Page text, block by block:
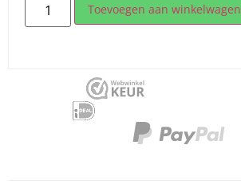
Toevoegen aan winkelwagen